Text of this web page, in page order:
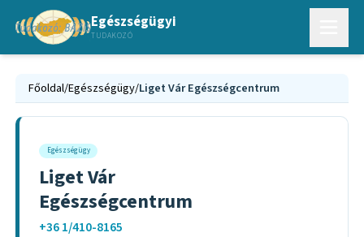
Egészségügyi
TUDAKOZÓ
Főoldal/Egészségügy/Liget Vár Egészségcentrum
Egészségügy
Liget Vár
Egészségcentrum
+36 1/410-8165